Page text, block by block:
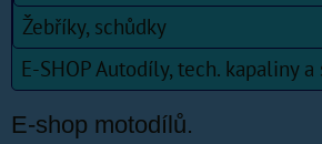
Žebříky, schůdky
E-SHOP Autodíly, tech. kapaliny a
E-shop motodílů.